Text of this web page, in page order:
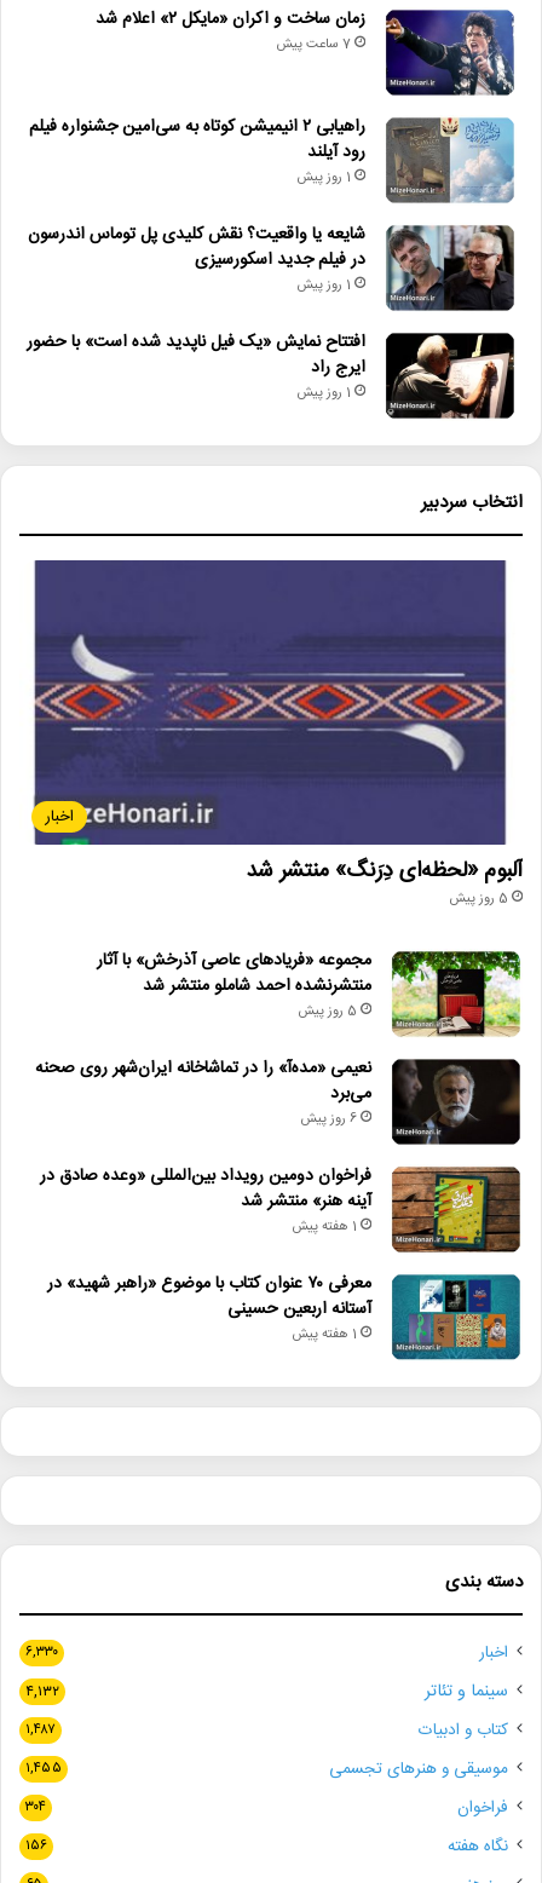
زمان ساخت و اکران «مایکل ۲» اعلام شد
7 ساعت پیش
راهیابی ۲ انیمیشن کوتاه به سی‌امین جشنواره فیلم
رود آیلند
1 روز پیش
شایعه یا واقعیت؟ نقش کلیدی پل توماس اندرسون
در فیلم جدید اسکورسیزی
1 روز پیش
افتتاح نمایش «یک فیل ناپدید شده است» با حضور
ایرج راد
1 روز پیش
انتخاب سردبیر
اخبار
آلبوم «لحظه‌ای دِرَنگ» منتشر شد
5 روز پیش
مجموعه «فریادهای عاصی آذرخش» با آثار
منتشرنشده احمد شاملو منتشر شد
5 روز پیش
نعیمی «مده‌آ» را در تماشاخانه ایران‌شهر روی صحنه
می‌برد
6 روز پیش
فراخوان دومین رویداد بین‌المللی «وعده صادق در
آینه هنر» منتشر شد
1 هفته پیش
معرفی ۷۰ عنوان کتاب با موضوع «راهبر شهید» در
آستانه اربعین حسینی
1 هفته پیش
دسته بندی
اخبار ۶,۳۳۰
سینما و تئاتر ۴,۱۳۲
کتاب و ادبیات ۱,۴۸۷
موسیقی و هنرهای تجسمی ۱,۴۵۵
فراخوان ۳۰۴
نگاه هفته ۱۵۶